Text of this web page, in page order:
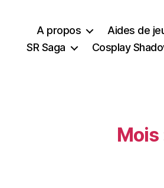
A propos Aides de
SR Saga
Cosplay
Mois